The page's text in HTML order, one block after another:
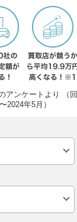
アンケートより （回
2024年5月）